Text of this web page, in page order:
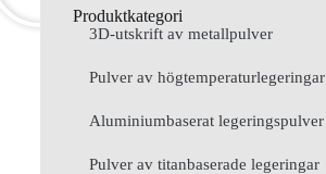
Produktkategori
3D-utskrift av metallpulver
Pulver av högtemperaturlegeringar
Aluminiumbaserat legeringspulver
Pulver av titanbaserade legeringar